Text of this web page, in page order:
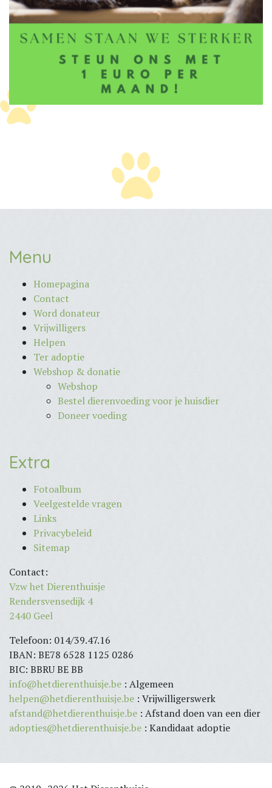
Menu
Homepagina
Contact
Word donateur
Vrijwilligers
Helpen
Ter adoptie
Webshop & donatie
Webshop
Bestel dierenvoeding voor je huisdier
Doneer voeding
Extra
Fotoalbum
Veelgestelde vragen
Links
Privacybeleid
Sitemap
Contact:
Vzw het Dierenthuisje
Rendersvensedijk 4
2440 Geel
Telefoon: 014/39.47.16
IBAN: BE78 6528 1125 0286
BIC: BBRU BE BB
info@hetdierenthuisje.be : Algemeen
helpen@hetdierenthuisje.be : Vrijwilligerswerk
afstand@hetdierenthuisje.be : Afstand doen van een dier
adopties@hetdierenthuisje.be : Kandidaat adoptie